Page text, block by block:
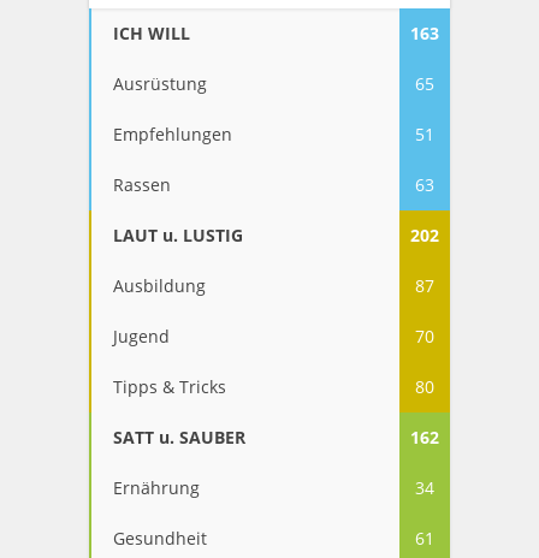
ICH WILL 163
Ausrüstung 65
Empfehlungen 51
Rassen 63
LAUT u. LUSTIG 202
Ausbildung 87
Jugend 70
Tipps & Tricks 80
SATT u. SAUBER 162
Ernährung 34
Gesundheit 61